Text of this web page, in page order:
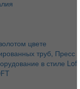
цвете
труб, Пресс
в стиле Loft